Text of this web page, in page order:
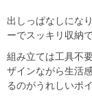
出しっぱなしにな
ーでスッキリ収納
組み立ては工具不
ザインながら生活
るのがうれしいポ